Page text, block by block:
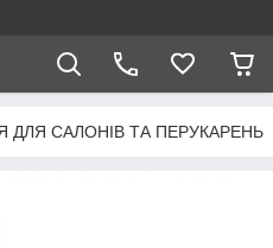
ДЛЯ САЛОНІВ ТА ПЕРУКАРЕНЬ